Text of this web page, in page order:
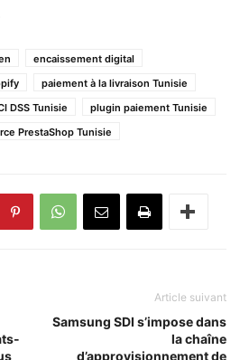
encaissement digital
paiement à la livraison Tunisie
DSS Tunisie
plugin paiement Tunisie
PrestaShop Tunisie
Article suivant
Samsung SDI s’impose dans
la chaîne
d’approvisionnement de